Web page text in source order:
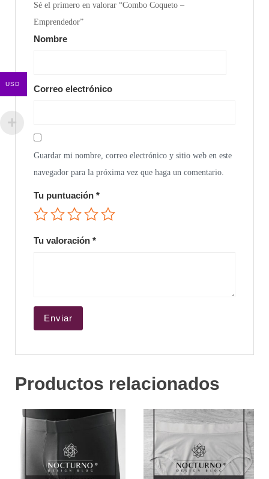
Sé el primero en valorar “Combo Coqueto –
Emprendedor”
Nombre
Correo electrónico
Guardar mi nombre, correo electrónico y sitio web en este
navegador para la próxima vez que haga un comentario.
Tu puntuación *
Tu valoración *
Productos relacionados
USD